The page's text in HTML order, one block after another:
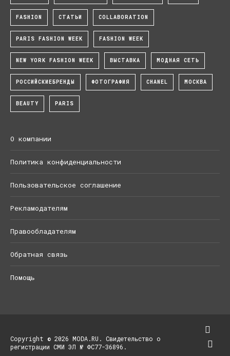
FASHION СТАТЬИ COLLABORATION
PARIS FASHION WEEK FASHION WEEK
NEW YORK FASHION WEEK ВЫСТАВКА МОДНАЯ СЕТЬ
РОССИЙСКИЕБРЕНДЫ ФОТОГРАФИЯ CHANEL МОСКВА
BEAUTY PARIS
О компании
Политика конфиденциальности
Пользовательское соглашение
Рекламодателям
Правообладателям
Обратная связь
Помощь
Copyright © 2026 MODA.RU. Свидетельство о
регистрации СМИ ЭЛ № ФС77-36896.